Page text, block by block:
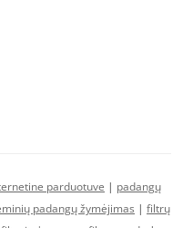
parduotuve | padangų
padangų žymėjimas | filtrų